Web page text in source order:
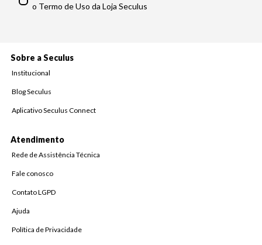
o Termo de Uso da Loja Seculus
Sobre a Seculus
Institucional
Blog Seculus
Aplicativo Seculus Connect
Atendimento
Rede de Assistência Técnica
Fale conosco
Contato LGPD
Ajuda
Política de Privacidade